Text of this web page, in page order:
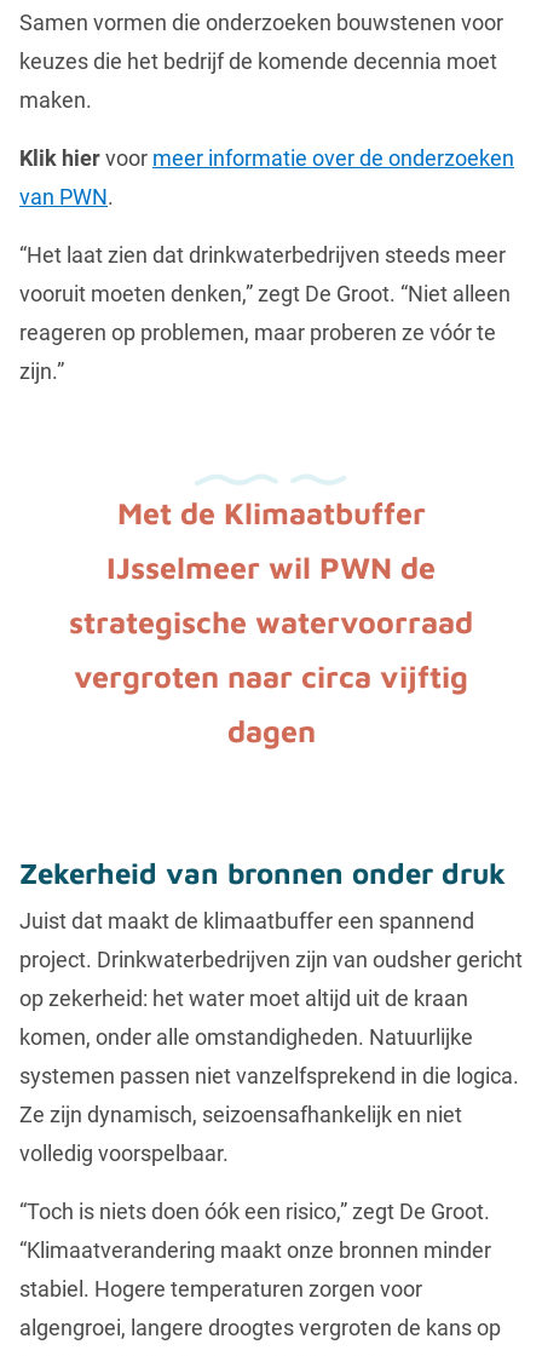
Samen vormen die onderzoeken bouwstenen voor
keuzes die het bedrijf de komende decennia moet
maken.
Klik hiervoor meer informatie over de onderzoeken
van PWN.
“Het laat zien dat drinkwaterbedrijven steeds meer
vooruit moeten denken,” zegt De Groot. “Niet alleen
reageren op problemen, maar proberen ze vóór te
zijn.”
Met de Klimaatbuffer
IJsselmeer wil PWN de
strategische watervoorraad
vergroten naar circa vijftig
dagen
Zekerheid van bronnen onder druk
Juist dat maakt de klimaatbuffer een spannend
project. Drinkwaterbedrijven zijn van oudsher gericht
op zekerheid: het water moet altijd uit de kraan
komen, onder alle omstandigheden. Natuurlijke
systemen passen niet vanzelfsprekend in die logica.
Ze zijn dynamisch, seizoensafhankelijk en niet
volledig voorspelbaar.
“Toch is niets doen óók een risico,” zegt De Groot.
“Klimaatverandering maakt onze bronnen minder
stabiel. Hogere temperaturen zorgen voor
algengroei, langere droogtes vergroten de kans op